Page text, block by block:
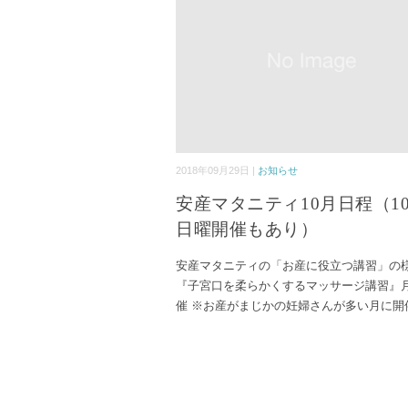
2018年09月29日 | お知らせ
安産マタニティ10月日程（
日曜開催もあり）
安産マタニティの「お産に役立つ講習」の
『子宮口を柔らかくするマッサージ講習』
催 ※お産がまじかの妊婦さんが多い月に開